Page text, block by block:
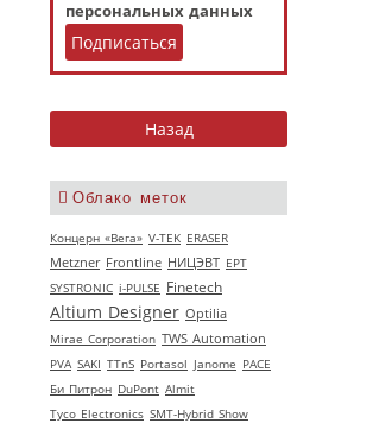
персональных данных
Облако меток
Концерн «Вега» V‑TEK ERASER
Metzner Frontline НИЦЭВТ EPT
SYSTRONIC i-PULSE Finetech
Altium Designer Optilia
Mirae Corporation TWS Automation
PVA SAKI TTnS Portasol Janome РАСЕ
Би Питрон DuPont Almit
Tyco Electronics SMT-Hybrid Show